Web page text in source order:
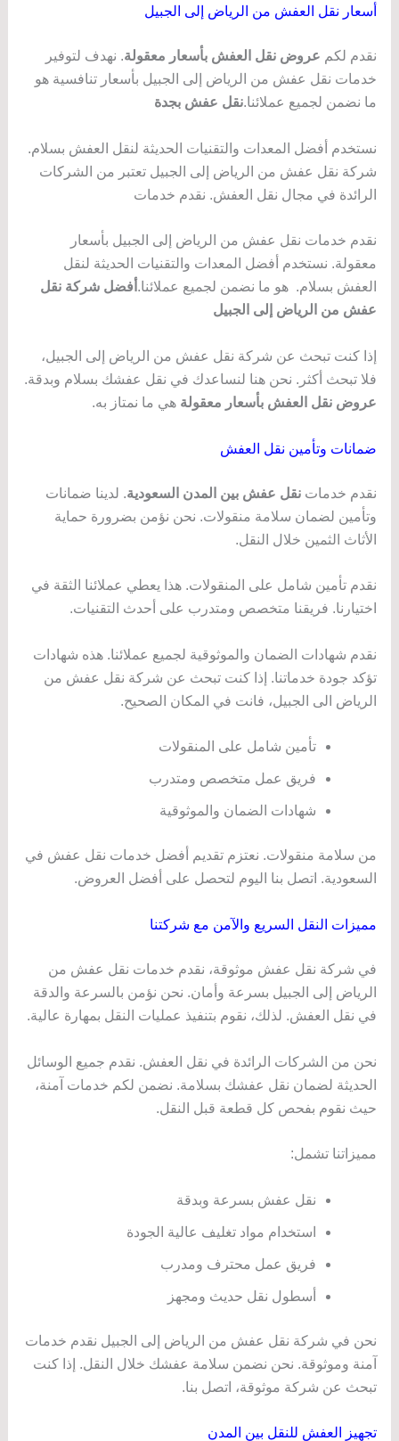
أسعار نقل العفش من الرياض إلى الجبيل
نقدم لكم عروض نقل العفش بأسعار معقولة. نهدف لتوفير
خدمات نقل عفش من الرياض إلى الجبيل بأسعار تنافسية هو
ما نضمن لجميع عملائنا.نقل عفش بجدة
نستخدم أفضل المعدات والتقنيات الحديثة لنقل العفش بسلام.
شركة نقل عفش من الرياض إلى الجبيل تعتبر من الشركات
الرائدة في مجال نقل العفش. نقدم خدمات
نقدم خدمات نقل عفش من الرياض إلى الجبيل بأسعار
معقولة. نستخدم أفضل المعدات والتقنيات الحديثة لنقل
العفش بسلام. هو ما نضمن لجميع عملائنا. أفضل شركة نقل
عفش من الرياض إلى الجبيل
إذا كنت تبحث عن شركة نقل عفش من الرياض إلى الجبيل،
فلا تبحث أكثر. نحن هنا لنساعدك في نقل عفشك بسلام وبدقة.
عروض نقل العفش بأسعار معقولة هي ما نمتاز به.
ضمانات وتأمين نقل العفش
نقدم خدمات نقل عفش بين المدن السعودية. لدينا ضمانات
وتأمين لضمان سلامة منقولات. نحن نؤمن بضرورة حماية
الأثاث الثمين خلال النقل.
نقدم تأمين شامل على المنقولات. هذا يعطي عملائنا الثقة في
اختيارنا. فريقنا متخصص ومتدرب على أحدث التقنيات.
نقدم شهادات الضمان والموثوقية لجميع عملائنا. هذه شهادات
تؤكد جودة خدماتنا. إذا كنت تبحث عن شركة نقل عفش من
الرياض الى الجبيل، فانت في المكان الصحيح.
تأمين شامل على المنقولات
فريق عمل متخصص ومتدرب
شهادات الضمان والموثوقية
من سلامة منقولات. نعتزم تقديم أفضل خدمات نقل عفش في
السعودية. اتصل بنا اليوم لتحصل على أفضل العروض.
مميزات النقل السريع والآمن مع شركتنا
في شركة نقل عفش موثوقة، نقدم خدمات نقل عفش من
الرياض إلى الجبيل بسرعة وأمان. نحن نؤمن بالسرعة والدقة
في نقل العفش. لذلك، نقوم بتنفيذ عمليات النقل بمهارة عالية.
نحن من الشركات الرائدة في نقل العفش. نقدم جميع الوسائل
الحديثة لضمان نقل عفشك بسلامة. نضمن لكم خدمات آمنة،
حيث نقوم بفحص كل قطعة قبل النقل.
مميزاتنا تشمل:
نقل عفش بسرعة وبدقة
استخدام مواد تغليف عالية الجودة
فريق عمل محترف ومدرب
أسطول نقل حديث ومجهز
نحن في شركة نقل عفش من الرياض إلى الجبيل نقدم خدمات
آمنة وموثوقة. نحن نضمن سلامة عفشك خلال النقل. إذا كنت
تبحث عن شركة موثوقة، اتصل بنا.
تجهيز العفش للنقل بين المدن